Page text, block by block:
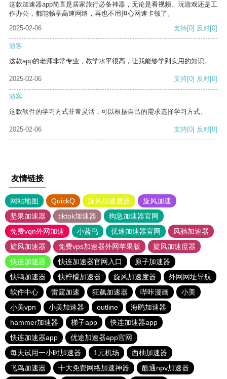
这款加速器app简直是居家旅行必备神器，无论是看视频、玩游戏还是工
作办公，都能畅享高速网络，再也不用担心网速卡顿了。
2025-02-06
支持[0] 反对[0]
游客
这款app的老师非常专业，教学水平很高，让我能够学到实用的知识。
2025-02-06 支持[0] 反对[0]
游客
这款软件的学习方式非常灵活，可以根据自己的需求选择学习方式。
2025-02-06 支持[0] 反对[0]
友情链接
网站地图 QuickQ 旋风加速度器
旋风加速
坚果加速器
tiktok加速器
狗急加速器官网
免费vqn外网加速
小蓝鸟 优途加速器官网
风驰加速器
旋风加速器
免费vps加速器外网苹果版
旋风加速度器
快连加速器
快连加速器官网入口
原子加速器
快鸭加速器
快柠檬加速器 旋风加速度器
外网网址导航
软件中心
雷霆加速 狂飙加速器 哔咔漫画
小美
小美vpn
小美加速器 outline
海鸥加速器
hammer加速器
梯子app
快连加速器app
快连加速器app
优途加速器app官网
每天试用一小时加速器
1元机场
西柚加速器
飞鸟加速器
十大免费网络加速神器 酷通npv加速器